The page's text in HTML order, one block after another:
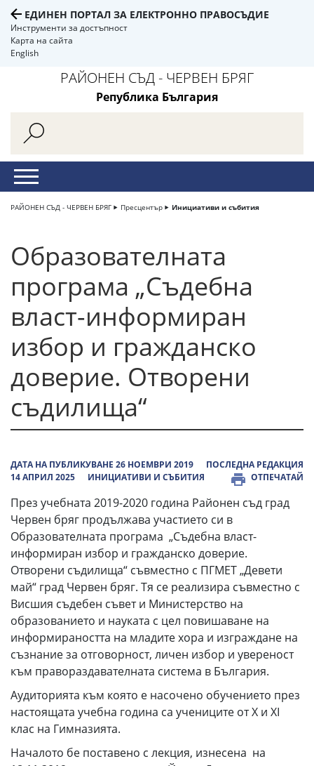
ЕДИНЕН ПОРТАЛ ЗА ЕЛЕКТРОННО ПРАВОСЪДИЕ
Инструменти за достъпност
Карта на сайта
English
РАЙОНЕН СЪД - ЧЕРВЕН БРЯГ
Република България
РАЙОНЕН СЪД - ЧЕРВЕН БРЯГ Пресцентър Инициативи и събития
Образователната
програма „Съдебна
власт-информиран
избор и гражданско
доверие. Отворени
съдилища“
ДАТА НА ПУБЛИКУВАНЕ 26 НОЕМВРИ 2019
ПОСЛЕДНА РЕДАКЦИЯ
14 АПРИЛ 2025
ИНИЦИАТИВИ И СЪБИТИЯ ОТПЕЧАТАЙ
През учебната 2019-2020 година Районен съд град
Червен бряг продължава участието си в
Образователната програма „Съдебна власт-
информиран избор и гражданско доверие.
Отворени съдилища“ съвместно с ПГМЕТ „Девети
май“ град Червен бряг. Тя се реализира съвместно с
Висшия съдебен съвет и Министерство на
образованието и науката с цел повишаване на
информираността на младите хора и изграждане на
съзнание за отговорност, личен избор и увереност
към правораздавателната система в България.
Аудиторията към която е насочено обучението през
настоящата учебна година са учениците от X и XI
клас на Гимназията.
Началото бе поставено с лекция, изнесена на